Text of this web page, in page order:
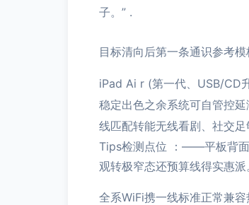
子。” .
目标清向后第一条通识参考
iPad Ai r (第一代、USB/CD
稳定出色之余系统可自管控
线匹配转能无线看剧、社交
Tips检测点位 ：——平板背面
观转极窄态还预算线得实惠派
全系WiFi携一线标准正常兼